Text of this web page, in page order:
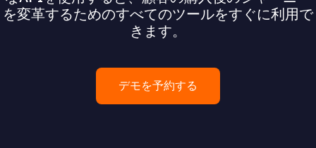
を変革するためのすべてのツールをすぐに利用で
きます。
デモを予約する